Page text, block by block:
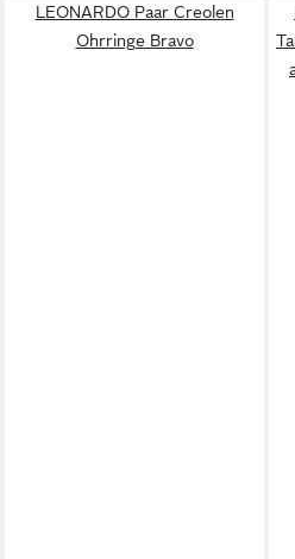
LEONARDO Paar Creolen
Ohrringe Bravo